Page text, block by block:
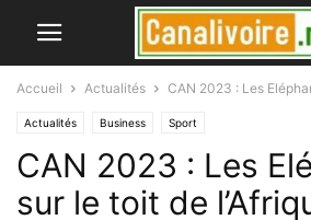
Accueil Actualités CAN 2023 : Les
Actualités Business Sport
CAN 2023 : Les
sur le toit de